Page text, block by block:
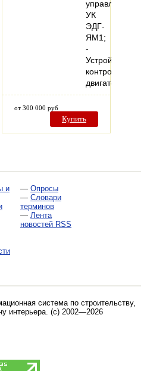
управления
УК
ЭДГ-
ЯМ1;
-
Устройство
контроля
двигателя…
от 300 000 руб
Купить
и
— Опросы
— Словари
терминов
— Лента
новостей RSS
система по строительству,
интерьера . (c) 2002—2026